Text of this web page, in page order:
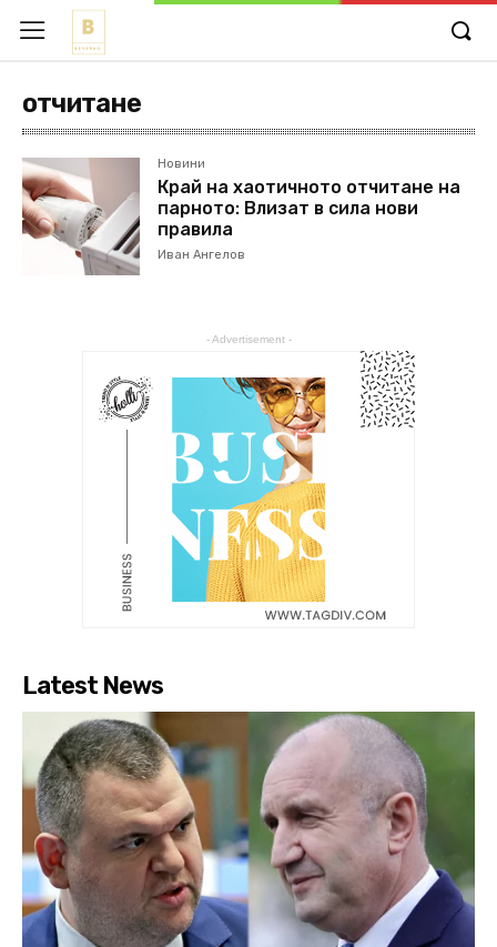
отчитане
Новини
Край на хаотичното отчитане на
парното: Влизат в сила нови
правила
Иван Ангелов
- Advertisement -
Latest News